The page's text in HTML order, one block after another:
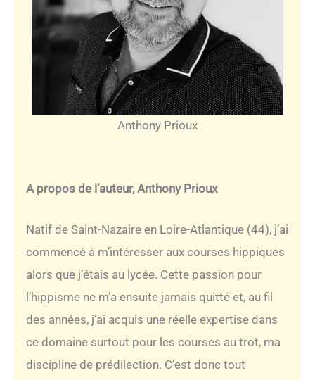
Anthony Prioux
A propos de l’auteur, Anthony Prioux
Natif de Saint-Nazaire en Loire-Atlantique (44), j’ai
commencé à m’intéresser aux courses hippiques
alors que j’étais au lycée. Cette passion pour
l’hippisme ne m’a ensuite jamais quitté et, au fil
des années, j’ai acquis une réelle expertise dans
ce domaine surtout pour les courses au trot, ma
discipline de prédilection. C’est donc tout